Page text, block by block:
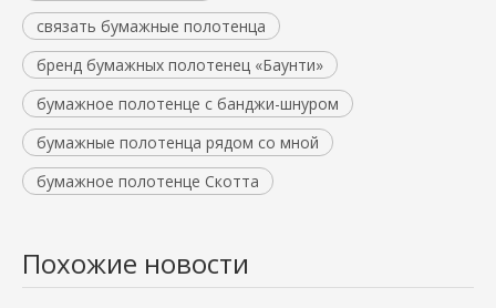
связать бумажные полотенца​
бренд бумажных полотенец «Баунти»
бумажное полотенце с банджи-шнуром
бумажные полотенца рядом со мной
бумажное полотенце Скотта
Похожие новости